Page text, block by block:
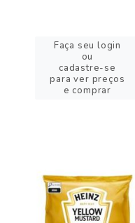
Faça seu login
ou
cadastre-se
para ver preços
e comprar